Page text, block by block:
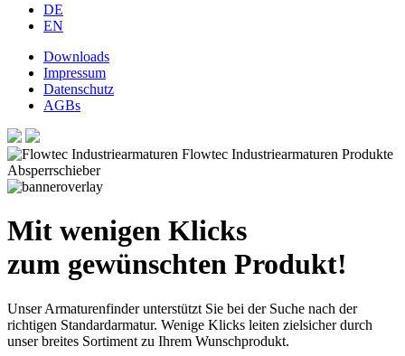
DE
EN
Downloads
Impressum
Datenschutz
AGBs
Mit wenigen Klicks
zum gewünschten Produkt!
Unser Armaturenfinder unterstützt Sie bei der Suche nach der
richtigen Standardarmatur. Wenige Klicks leiten zielsicher durch
unser breites Sortiment zu Ihrem Wunschprodukt.